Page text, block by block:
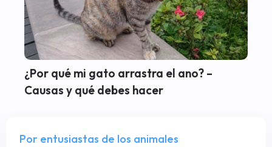
¿Por qué mi gato arrastra el ano? –
Causas y qué debes hacer
Por entusiastas de los animales